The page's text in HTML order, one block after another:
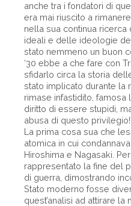
anche tra i fondatori di
era mai riuscito a
nella sua continua ricerca
ideali e delle ideologie
stato nemmeno un buon
‘30 ebbe a che fare con
sfidarlo circa la storia
stato implicato durante la
rimase infastidito, famosa
diritto di essere stupidi,
abusa di questo
La prima cosa sua che
atomica in cui
Hiroshima e Nagasaki.
rappresentato la fine del
di guerra, dimostrando
Stato moderno fosse
quest’analisi ad attirare la